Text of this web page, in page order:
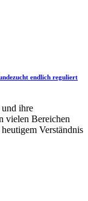
endlich reguliert
ihre
vielen Bereichen
Verständnis